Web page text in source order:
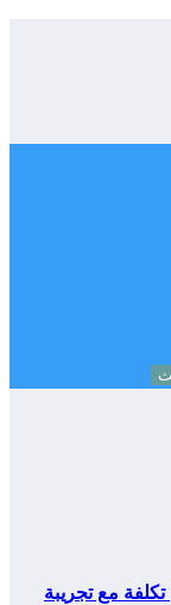
مع تجريبة